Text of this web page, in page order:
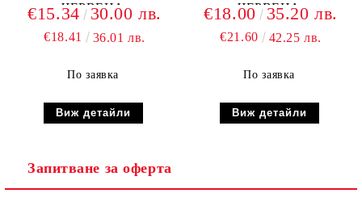
ЧЕРВЕНА
€15.34 30.00 лв.
€18.41 36.01 лв.
По заявка
Виж детайли
ЧЕРВЕНА
€18.00 35.20 лв.
€21.60 42.25 лв.
По заявка
Виж детайли
Запитване за оферта